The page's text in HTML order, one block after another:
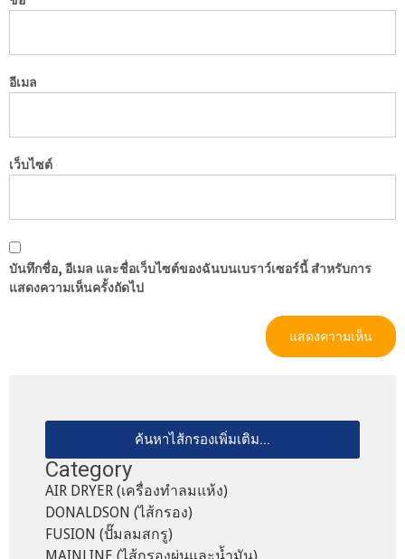
อีเมล
เว็บไซต์
บันทึกชื่อ, อีเมล และชื่อเว็บไซต์ของฉันบนเบราว์เซอร์นี้ สำหรับการ
แสดงความเห็นครั้งถัดไป
ค้นหาไส้กรองเพิ่มเติม...
Category
AIR DRYER (เครื่องทำลมแห้ง)
DONALDSON (ไส้กรอง)
FUSION (ปั๊มลมสกรู)